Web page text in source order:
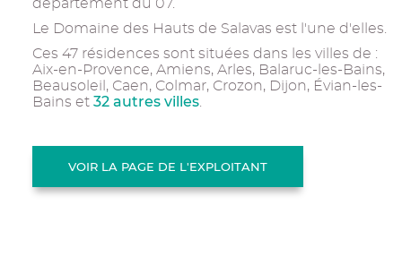
département du 07.
Le Domaine des Hauts de Salavas est l'une d'elles.
Ces 47 résidences sont situées dans les villes de :
Aix-en-Provence, Amiens, Arles, Balaruc-les-Bains,
Beausoleil, Caen, Colmar, Crozon, Dijon, Évian-les-
Bains et 32 autres villes
VOIR LA PAGE DE L'EXPLOITANT